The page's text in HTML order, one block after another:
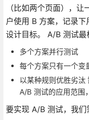
（比如两个页面），
户使用 B 方案，记录
设计目标。 A/B 测试最
多个方案并行测试
每个方案只有一个变
以某种规则优胜劣汰
A/B 测试的应用范围
要实现 A/B 测试，我们